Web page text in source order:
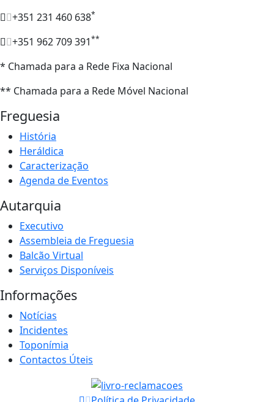
+351 231 460 638*
+351 962 709 391**
* Chamada para a Rede Fixa Nacional
** Chamada para a Rede Móvel Nacional
Freguesia
História
Heráldica
Caracterização
Agenda de Eventos
Autarquia
Executivo
Assembleia de Freguesia
Balcão Virtual
Serviços Disponíveis
Informações
Notícias
Incidentes
Toponímia
Contactos Úteis